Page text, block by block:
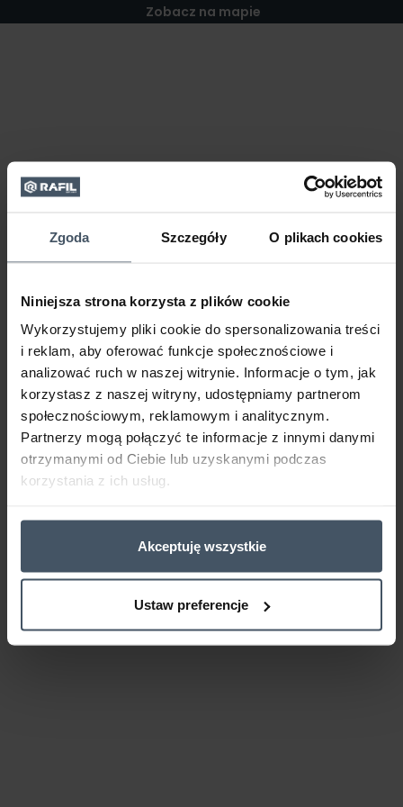
Zgoda Szczegóły O plikach cookies
Niniejsza strona korzysta z plików cookie
Wykorzystujemy pliki cookie do spersonalizowania treści
i reklam, aby oferować funkcje społecznościowe i
analizować ruch w naszej witrynie. Informacje o tym, jak
korzystasz z naszej witryny, udostępniamy partnerom
społecznościowym, reklamowym i analitycznym.
Partnerzy mogą połączyć te informacje z innymi danymi
otrzymanymi od Ciebie lub uzyskanymi podczas
korzystania z ich usług.
Akceptuję wszystkie
Ustaw preferencje
Zobacz na mapie